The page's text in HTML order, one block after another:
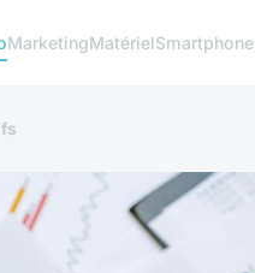
MarketingMatériel